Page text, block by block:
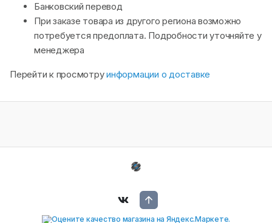
Банковский перевод
При заказе товара из другого региона возможно
потребуется предоплата. Подробности уточняйте у
менеджера
Перейти к просмотруинформации о доставке